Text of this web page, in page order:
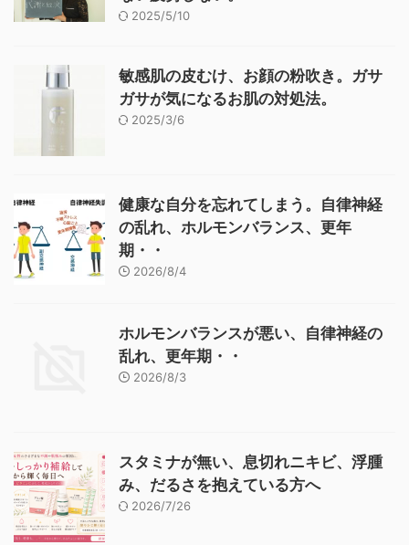
2025/5/10
敏感肌の皮むけ、お顔の粉吹き。ガサ
ガサが気になるお肌の対処法。
2025/3/6
健康な自分を忘れてしまう。自律神経
の乱れ、ホルモンバランス、更年
期・・
2026/8/4
ホルモンバランスが悪い、自律神経の
乱れ、更年期・・
2026/8/3
スタミナが無い、息切れニキビ、浮腫
み、だるさを抱えている方へ
2026/7/26